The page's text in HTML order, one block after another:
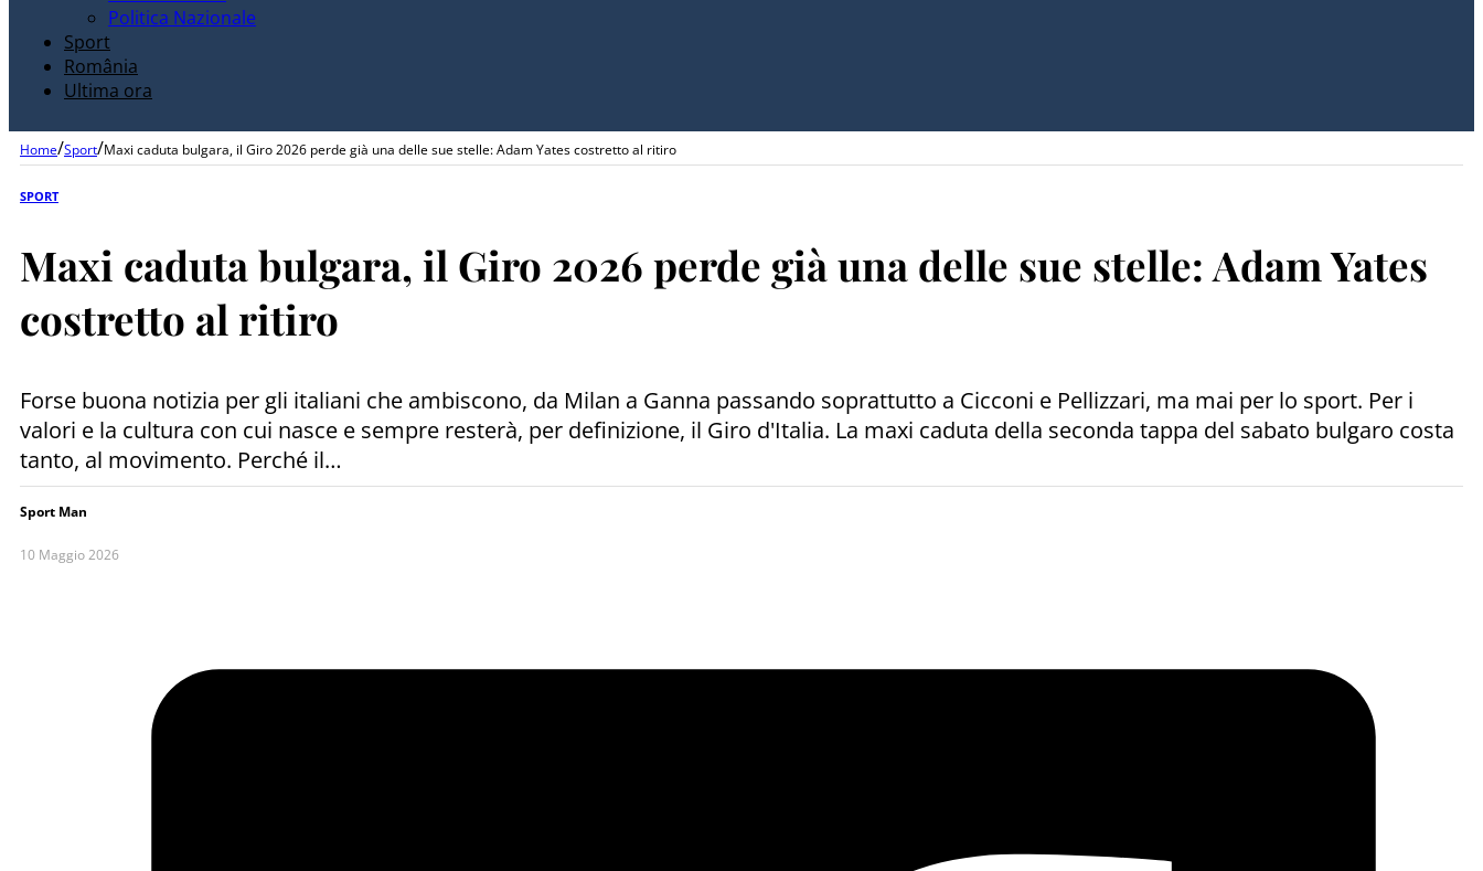
Politica Nazionale
Sport
România
Ultima ora
Home/Sport/Maxi caduta bulgara, il Giro 2026 perde già una delle sue stelle: Adam Yates costretto al ritiro
SPORT
Maxi caduta bulgara, il Giro 2026 perde già una delle sue stelle: Adam Yates
costretto al ritiro
Forse buona notizia per gli italiani che ambiscono, da Milan a Ganna passando soprattutto a Cicconi e Pellizzari, ma mai per lo sport. Per i
valori e la cultura con cui nasce e sempre resterà, per definizione, il Giro d'Italia. La maxi caduta della seconda tappa del sabato bulgaro costa
tanto, al movimento. Perché il…
Sport Man
10 Maggio 2026